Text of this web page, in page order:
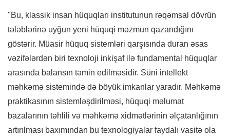
"Bu, klassik insan hüquqları institutunun rəqəmsal dövrün
tələblərinə uyğun yeni hüquqi məzmun qazandığını
göstərir. Müasir hüquq sistemləri qarşısında duran əsas
vəzifələrdən biri texnoloji inkişaf ilə fundamental hüquqlar
arasında balansın təmin edilməsidir. Süni intellekt
məhkəmə sistemində də böyük imkanlar yaradır. Məhkəmə
praktikasının sistemləşdirilməsi, hüquqi məlumat
bazalarının təhlili və məhkəmə xidmətlərinin əlçatanlığının
artırılması baxımından bu texnologiyalar faydalı vasitə ola